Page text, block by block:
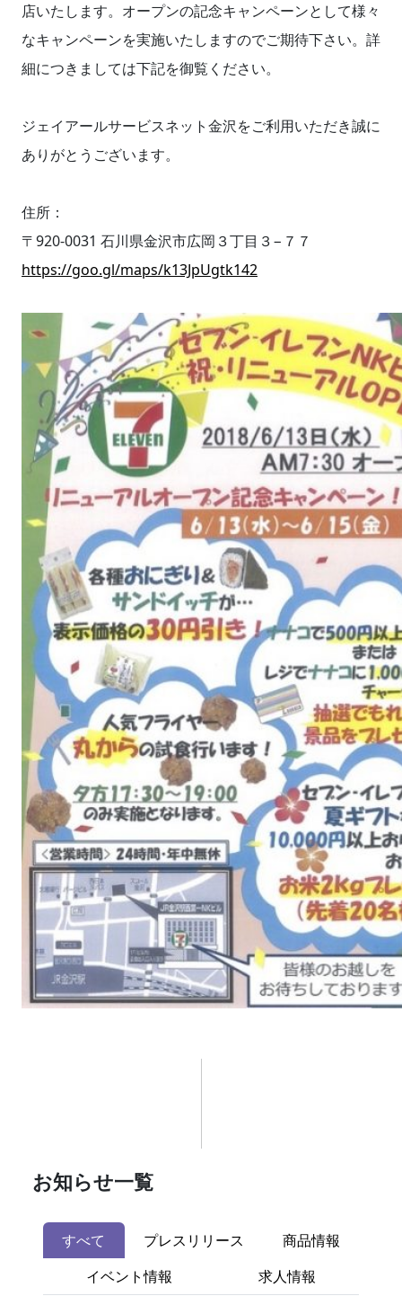
店いたします。オープンの記念キャンペーンとして様々
なキャンペーンを実施いたしますのでご期待下さい。詳
細につきましては下記を御覧ください。
ジェイアールサービスネット金沢をご利用いただき誠に
ありがとうございます。
住所：
〒920-0031 石川県金沢市広岡３丁目３−７７
https://goo.gl/maps/k13JpUgtk142
お知らせ一覧
すべて プレスリリース
商品情報
イベント情報
求人情報